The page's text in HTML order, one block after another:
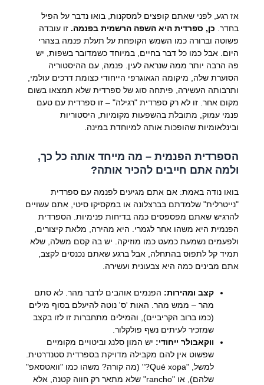
אז רגע, לפני שאתם קופצים למסקנות, בואו נדבר על הפיל
בחדר. כן, ספרדית היא השפה הרשמית בפנמה. זו עובדה
פשוטה וברורה כמו השמש הקופחת על תעלת פנמה בצהרי
היום. אבל כמו כל דבר בחיים, במיוחד כשמדובר בשפות, יש
פה הרבה יותר ממה שנראה לעין. פנמה, עם ההיסטוריה
הסוערת שלה, מיקומה הגאוגרפי הייחודי כצומת דרכים עולמי,
ותרבותה העשירה, פיתחה סוג של ספרדית שלא תמצאו בשום
מקום אחר. זו לא רק ספרדית "רגילה" – זו ספרדית עם טעם
פנמי עמוק, מתובלת בהשפעות מקומיות, היסטוריות
ובינלאומיות שהופכות אותה למיוחדת במינה.
הספרדית הפנמית – מה מייחד אותה כל כך,
ולמה אתם חייבים להכיר אותה?
בואו נודה באמת: אם אתם מגיעים לפנמה עם ספרדית
"נייטרלית" שלמדתם בברצלונה או במקסיקו סיטי, אתם עשויים
להרגיש שאתם מפספסים כמה בדיחות פנימיות. הספרדית
הפנמית היא משהו אחר לגמרי. היא מהירה, מלאת קיצורים,
ולפעמים נשמעת כמעט כמו מוזיקה. יש בה קסם משלה, שלא
תמיד קל לתפוס בהתחלה, אבל ברגע שאתם נכנסים לקצב,
אתם מבינים כמה היא צבעונית ועשירה.
קצב ומהירות: הפנמים אוהבים לדבר מהר. לא סתם
מהר – ממש מהר. האות 'ס' נוטה להיעלם בסוף מילים
(כמו ברוב הקריביים), והמילים מתחברות זו לזו בקצב
שמזכיר לעיתים נשף פולקלור.
ווקאבולר ייחודי: יש המון סלנג וביטויים מקומיים
שפשוט אין להם מקבילה מדויקת בספרדית סטנדרטית.
למשל, "Qué xopa?" (מה קורה? משהו כמו "וואטסאפ"
שלהם), או "rancho" שלא מתאר רק חווה קטנה, אלא